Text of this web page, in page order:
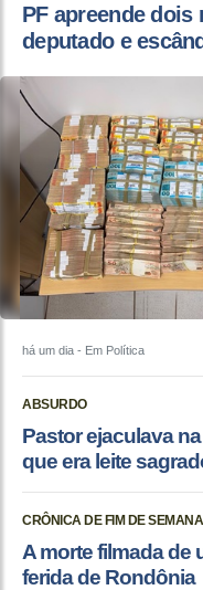
PF apreende
deputado e
há um dia - Em Política
ABSURDO
Pastor ejaculava
que era leite
CRÔNICA DE FIM DE SEMANA
A morte filmada de
ferida de Rondônia